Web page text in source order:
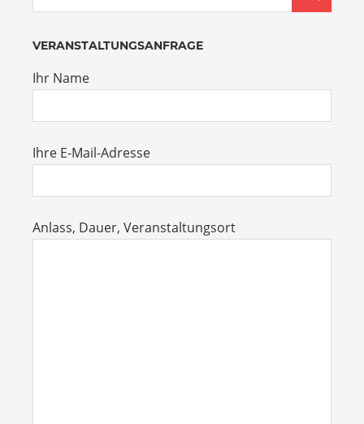
VERANSTALTUNGSANFRAGE
Ihr Name
Ihre E-Mail-Adresse
Anlass, Dauer, Veranstaltungsort